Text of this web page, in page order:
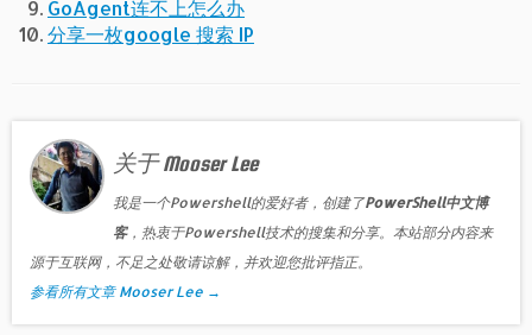
GoAgent连不上怎么办
分享一枚google 搜索 IP
关于 Mooser Lee
我是一个Powershell的爱好者，创建了PowerShell中文博
客，热衷于Powershell技术的搜集和分享。本站部分内容来
源于互联网，不足之处敬请谅解，并欢迎您批评指正。
参看所有文章 Mooser Lee →